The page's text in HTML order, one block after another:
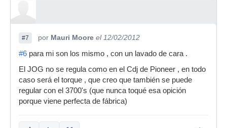
#7 por Mauri Moore el 12/02/2012
#6 para mi son los mismo , con un lavado de cara .
El JOG no se regula como en el Cdj de Pioneer , en todo
caso será el torque , que creo que también se puede
regular con el 3700's (que nunca toqué esa opición
porque viene perfecta de fábrica)